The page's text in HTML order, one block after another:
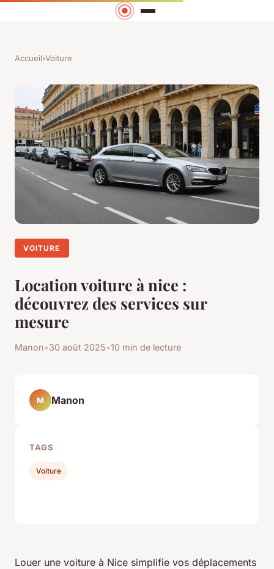
Accueil›Voiture
VOITURE
Location voiture à nice :
découvrez des services sur
mesure
Manon•30 août 2025•10 min de lecture
Louer une voiture à Nice simplifie vos déplacements
M Manon
TAGS
Voiture